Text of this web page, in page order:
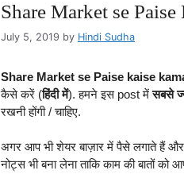
Share Market se
July 5, 2019 by Hindi Sudha
Share Market se Paise kaise
कैसे करें (हिंदी में). हमने इस post मेंसबसे
रखनी होंगी / चाहिए.
अगर आप भी शेयर बाज़ार में पैसे लगाते हैं और
नोट्स भी बना लेना ताकि काम की बातों